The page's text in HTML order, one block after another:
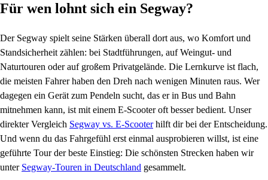
Für wen lohnt sich ein Segway?
Der Segway spielt seine Stärken überall dort aus, wo Komfort und
Standsicherheit zählen: bei Stadtführungen, auf Weingut- und
Naturtouren oder auf großem Privatgelände. Die Lernkurve ist flach,
die meisten Fahrer haben den Dreh nach wenigen Minuten raus. Wer
dagegen ein Gerät zum Pendeln sucht, das er in Bus und Bahn
mitnehmen kann, ist mit einem E-Scooter oft besser bedient. Unser
direkter Vergleich Segway vs. E-Scooterhilft dir bei der Entscheidung.
Und wenn du das Fahrgefühl erst einmal ausprobieren willst, ist eine
geführte Tour der beste Einstieg: Die schönsten Strecken haben wir
unter Segway-Touren in Deutschland gesammelt.